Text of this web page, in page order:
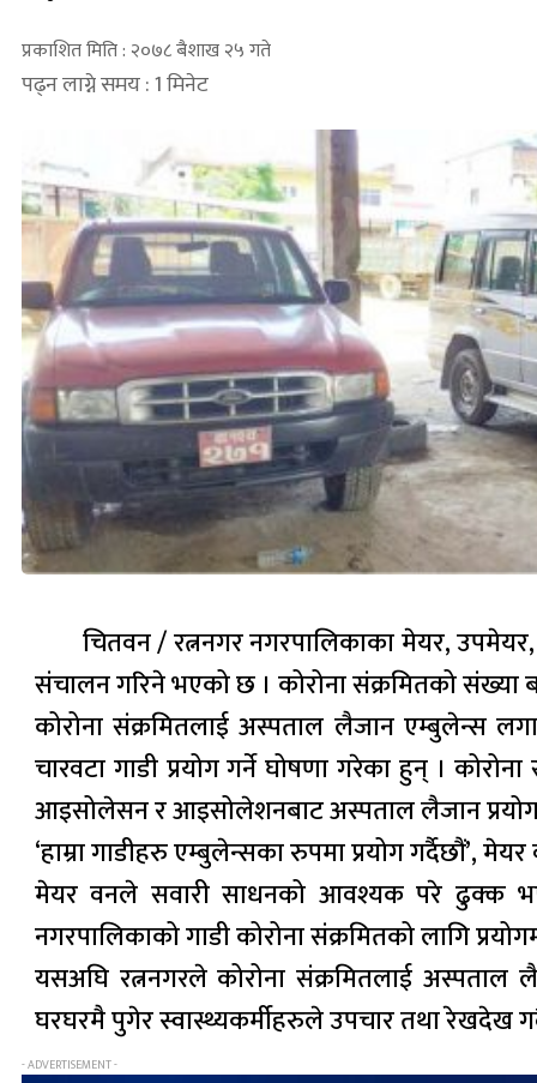
प्रकाशित मिति : २०७८ बैशाख २५ गते
पढ्न लाग्ने समय : 1 मिनेट
चितवन / रत्ननगर नगरपालिकाका मेयर, उपमेयर,
संचालन गरिने भएको छ । कोरोना संक्रमितको संख्या
कोरोना संक्रमितलाई अस्पताल लैजान एम्बुलेन्स
चारवटा गाडी प्रयोग गर्ने घोषणा गरेका हुन् ।
आइसोलेसन र आइसोलेशनबाट अस्पताल लैजान
‘हाम्रा गाडीहरु एम्बुलेन्सका रुपमा प्रयोग गर्दैछौं’,
मेयर वनले सवारी साधनको आवश्यक परे ढुक्क
नगरपालिकाको गाडी कोरोना संक्रमितको लागि
यसअघि रत्ननगरले कोरोना संक्रमितलाई
घरघरमै पुगेर स्वास्थ्यकर्मीहरुले उपचार तथा रेखदेख
- ADVERTISEMENT -